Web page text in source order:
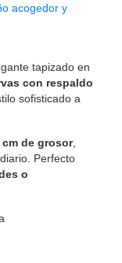
acogedor y
tapizado en
con respaldo
sofisticado a
cm de grosor,
Perfecto
o